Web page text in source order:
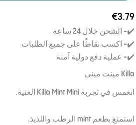
€3.79
✔️- الشحن خلال 24 ساعة
✔️- اكسب نقاطًا على جميع الطلبات
✔️- عملية دفع دولية آمنة
Killa مينت ميني
انغمس في تجربة Killa Mint Mini الغنية.
استمتع بطعم mint الرطب واللذيذ.